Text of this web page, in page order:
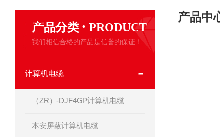
产品分类 · PRODUCT
我们相信合格的产品是信誉的保证！
计算机电缆
（ZR）-DJF4GP计算机电缆
本安屏蔽计算机电缆
产品中